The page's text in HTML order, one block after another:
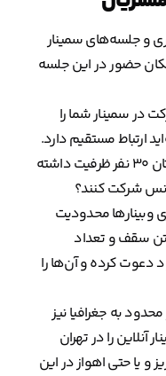
و جلسه‌های سمینار
حضور در این جلسه
در سمینار شما را
ارتباط مستقیم دارد.
به عنوان مثال اگر ظرفیت سالن مدنظرتان ۳۰ نفر ظرفیت داشته
وبینارها محدودیت
سقف و تعداد
دعوت کرده و آن‌ها را
به جغرافیا نیز
آنلاین را در تهران
و یا حتی اهواز در این